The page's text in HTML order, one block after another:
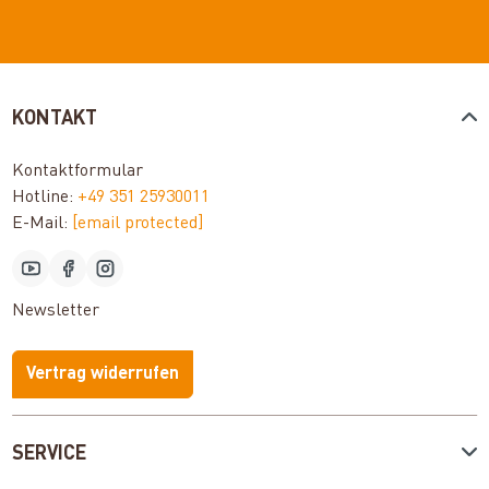
SERVICE
KONTAKT
Kontaktformular
Hotline: +49 351 25930011
E-Mail:
[email protected]
Newsletter
Vertrag widerrufen